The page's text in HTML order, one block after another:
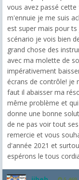
vous avez passé
m'ennuie je me suis
est super mais pour
scénario je vois bien
grand chose des
avec ma molette de
impérativement
écrans de contrôle! je
faut il abaisser ma
même problème et
donne une bonne
de ne pas voir tout
remercie et vous
d'année 2021 et
espérons le tous